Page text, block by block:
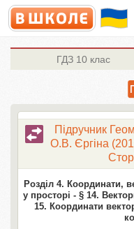
ГДЗ 10 клас
Підручник
О.В. Єргіна
Розділ 4. Координати,
у просторі - § 14.
15. Координати